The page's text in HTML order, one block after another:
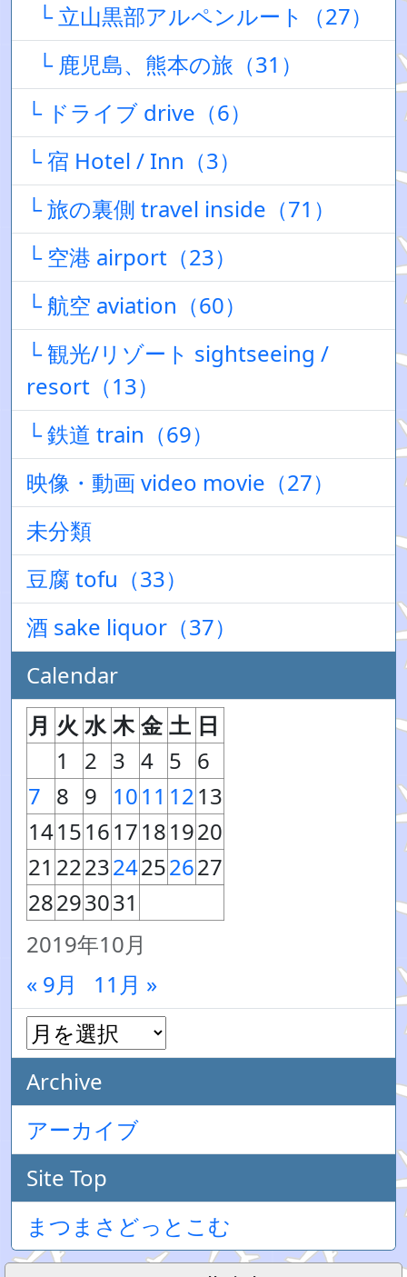
└ 立山黒部アルペンルート（27）
└ 鹿児島、熊本の旅（31）
└ ドライブ drive（6）
└ 宿 Hotel / Inn（3）
└ 旅の裏側 travel inside（71）
└ 空港 airport（23）
└ 航空 aviation（60）
└ 観光/リゾート sightseeing /
resort（13）
└ 鉄道 train（69）
映像・動画 video movie（27）
未分類
豆腐 tofu（33）
酒 sake liquor（37）
Calendar
2019年10月
月 火 水 木 金 土 日
1
2 3 4 5 6
7 8 9 1011 1213
14151617181920
21 222324252627
28293031
« 9月 11月 »
Archive
アーカイブ
Site Top
まつまさどっとこむ